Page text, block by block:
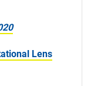
Lens